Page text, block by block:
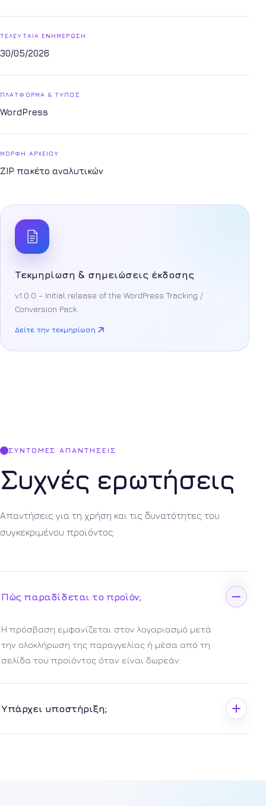
ΤΕΛΕΥΤΑΊΑ ΕΝΗΜΈΡΩΣΗ
30/05/2026
ΠΛΑΤΦΌΡΜΑ & ΤΎΠΟΣ
WordPress
ΜΟΡΦΉ ΑΡΧΕΊΟΥ
ZIP πακέτο αναλυτικών
Τεκμηρίωση & σημειώσεις έκδοσης
v1.0.0 - Initial release of the WordPress Tracking /
Conversion Pack.
Δείτε την τεκμηρίωση
ΣΎΝΤΟΜΕΣ ΑΠΑΝΤΉΣΕΙΣ
Συχνές ερωτήσεις
Απαντήσεις για τη χρήση και τις δυνατότητες του
συγκεκριμένου προϊόντος.
Πώς παραδίδεται το προϊόν;
Η πρόσβαση εμφανίζεται στον λογαριασμό μετά
την ολοκλήρωση της παραγγελίας ή μέσα από τη
σελίδα του προϊόντος όταν είναι δωρεάν.
Υπάρχει υποστήριξη;